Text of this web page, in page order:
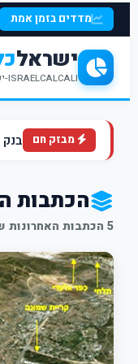
מדדים בזמן אמת
ישראל
ISRAELCALCALI-ישראל כלכלי – פורטל כלכלה ונדל''ן-מחפשים חדשות כלכליות עדכניות? האתר ישראל כלכלי מציע עדכונים וחדשות שבתחומי הכלכלה הפיננסים והנדל''ן
מבזק חם בנק
הכתבות
5 הכתבות האחרונות שעלו לאתר